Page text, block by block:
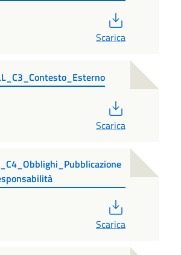
Scarica
Scarica
Scarica